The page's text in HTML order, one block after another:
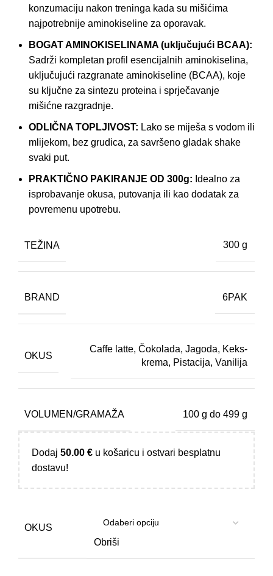
konzumaciju nakon treninga kada su mišićima
najpotrebnije aminokiseline za oporavak.
BOGAT AMINOKISELINAMA (uključujući BCAA):
Sadrži kompletan profil esencijalnih aminokiselina,
uključujući razgranate aminokiseline (BCAA), koje
su ključne za sintezu proteina i sprječavanje
mišićne razgradnje.
ODLIČNA TOPLJIVOST: Lako se miješa s vodom ili
mlijekom, bez grudica, za savršeno gladak shake
svaki put.
PRAKTIČNO PAKIRANJE OD 300g: Idealno za
isprobavanje okusa, putovanja ili kao dodatak za
povremenu upotrebu.
TEŽINA 300 g
BRAND 6PAK
OKUS
Caffe latte, Čokolada, Jagoda, Keks-
krema, Pistacija, Vanilija
VOLUMEN/GRAMAŽA 100 g do 499 g
Dodaj 50.00 € u košaricu i ostvari besplatnu
dostavu!
OKUS
Obriši